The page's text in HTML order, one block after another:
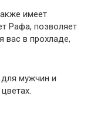
имеет
Рафа, позволяет
вас в прохладе,
мужчин и